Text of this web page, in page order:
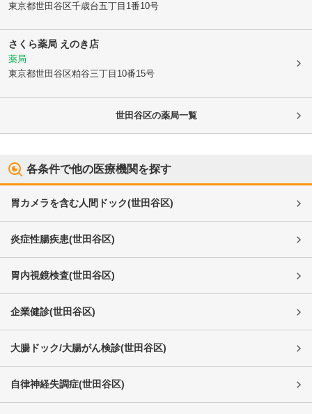
東京都世田谷区千歳台五丁目1番10号
さくら薬局 えのき店
薬局
東京都世田谷区粕谷三丁目10番15号
世田谷区の薬局一覧
各条件で他の医療機関を探す
胃カメラを含む人間ドック(世田谷区)
炎症性腸疾患(世田谷区)
胃内視鏡検査(世田谷区)
企業健診(世田谷区)
大腸ドック/大腸がん検診(世田谷区)
自律神経失調症(世田谷区)